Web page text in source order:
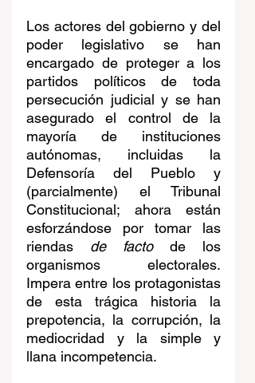
Los actores del gobierno y del
poder legislativo se han
encargado de proteger a los
partidos políticos de toda
persecución judicial y se han
asegurado el control de la
mayoría de instituciones
autónomas, incluidas la
Defensoría del Pueblo y
(parcialmente) el Tribunal
Constitucional; ahora están
esforzándose por tomar las
riendas de facto de los
organismos electorales.
Impera entre los protagonistas
de esta trágica historia la
prepotencia, la corrupción, la
mediocridad y la simple y
llana incompetencia.